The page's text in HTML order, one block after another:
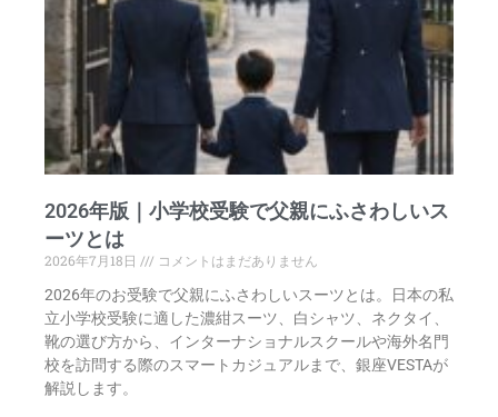
2026年版｜小学校受験で父親にふさわしいス
ーツとは
2026年7月18日
コメントはまだありません
2026年のお受験で父親にふさわしいスーツとは。日本の私
立小学校受験に適した濃紺スーツ、白シャツ、ネクタイ、
靴の選び方から、インターナショナルスクールや海外名門
校を訪問する際のスマートカジュアルまで、銀座VESTAが
解説します。